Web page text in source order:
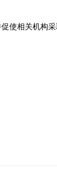
使相关机构